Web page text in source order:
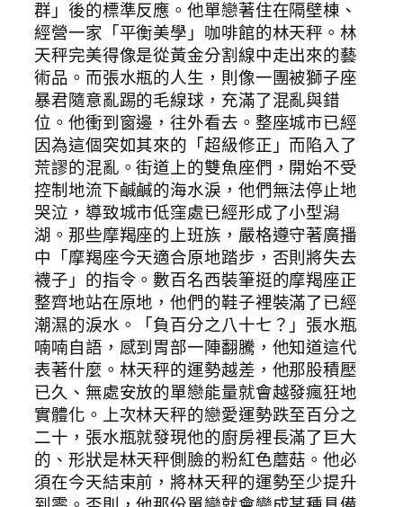
群」後的標準反應。他單戀著住在隔壁棟、
經營一家「平衡美學」咖啡館的林天秤。林
天秤完美得像是從黃金分割線中走出來的藝
術品。而張水瓶的人生，則像一團被獅子座
暴君隨意亂踢的毛線球，充滿了混亂與錯
位。他衝到窗邊，往外看去。整座城市已經
因為這個突如其來的「超級修正」而陷入了
荒謬的混亂。街道上的雙魚座們，開始不受
控制地流下鹹鹹的海水淚，他們無法停止地
哭泣，導致城市低窪處已經形成了小型潟
湖。那些摩羯座的上班族，嚴格遵守著廣播
中「摩羯座今天適合原地踏步，否則將失去
襪子」的指令。數百名西裝筆挺的摩羯座正
整齊地站在原地，他們的鞋子裡裝滿了已經
潮濕的淚水。「負百分之八十七？」張水瓶
喃喃自語，感到胃部一陣翻騰，他知道這代
表著什麼。林天秤的運勢越差，他那股積壓
已久、無處安放的單戀能量就會越發瘋狂地
實體化。上次林天秤的戀愛運勢跌至百分之
二十，張水瓶就發現他的廚房裡長滿了巨大
的、形狀是林天秤側臉的粉紅色蘑菇。他必
須在今天結束前，將林天秤的運勢至少提升